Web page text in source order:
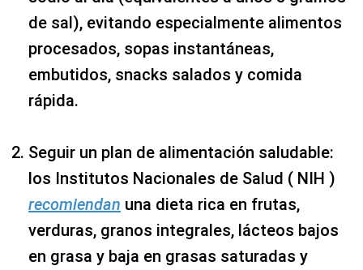
de sal), evitando especialmente alimentos
procesados, sopas instantáneas,
embutidos, snacks salados y comida
rápida.
Seguir un plan de alimentación saludable:
los Institutos Nacionales de Salud ( NIH )
recomiendan una dieta rica en frutas,
verduras, granos integrales, lácteos bajos
en grasa y baja en grasas saturadas y